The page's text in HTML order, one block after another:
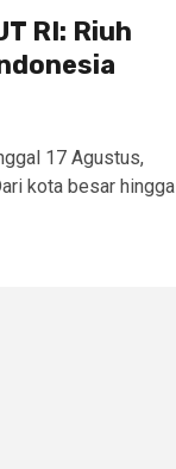
RI: Riuh
17 Agustus,
kota besar hingga